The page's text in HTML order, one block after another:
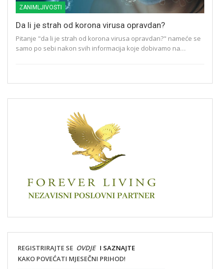
ZANIMLJIVOSTI
Da li je strah od korona virusa opravdan?
Pitanje "da li je strah od korona virusa opravdan?" nameće se
samo po sebi nakon svih informacija koje dobivamo na…
REGISTRIRAJTE SE OVDJEI SAZNAJTE
KAKO POVEĆATI MJESEČNI PRIHOD!